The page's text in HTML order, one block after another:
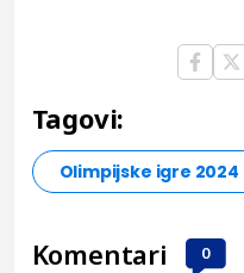
Tagovi:
Olimpijske igre 2024
Komentari 0